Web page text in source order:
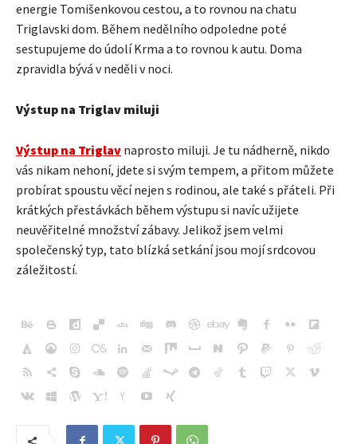
energie Tomišenkovou cestou, a to rovnou na chatu
Triglavski dom. Během nedělního odpoledne poté
sestupujeme do údolí Krma a to rovnou k autu. Doma
zpravidla bývá v neděli v noci.
Výstup na Triglav miluji
Výstup na Triglav naprosto miluji. Je tu nádherně, nikdo
vás nikam nehoní, jdete si svým tempem, a přitom můžete
probírat spoustu věcí nejen s rodinou, ale také s přáteli. Při
krátkých přestávkách během výstupu si navíc užijete
neuvěřitelné množství zábavy. Jelikož jsem velmi
společenský typ, tato blízká setkání jsou mojí srdcovou
záležitostí.